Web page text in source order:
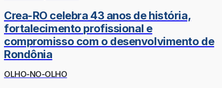
Crea-RO celebra 43 anos de história,
fortalecimento profissional e
compromisso com o desenvolvimento de
Rondônia
OLHO-NO-OLHO